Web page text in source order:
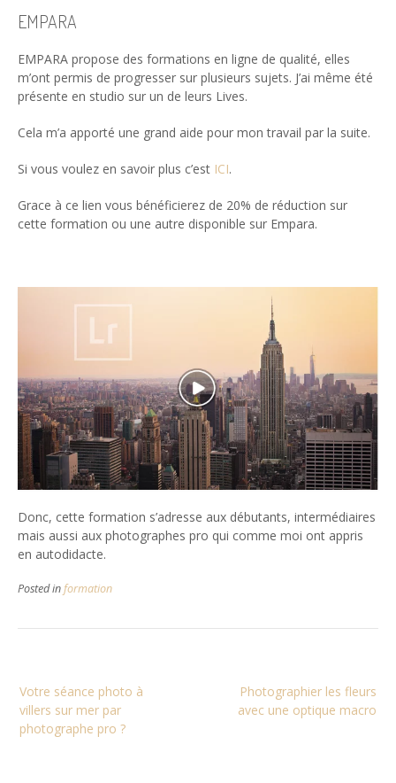
EMPARA
EMPARA propose des formations en ligne de qualité, elles
m’ont permis de progresser sur plusieurs sujets. J’ai même été
présente en studio sur un de leurs Lives.
Cela m’a apporté une grand aide pour mon travail par la suite.
Si vous voulez en savoir plus c’est ICI.
Grace à ce lien vous bénéficierez de 20% de réduction sur
cette formation ou une autre disponible sur Empara.
Donc, cette formation s’adresse aux débutants, intermédiaires
mais aussi aux photographes pro qui comme moi ont appris
en autodidacte.
Posted information
de
l’article
Photographier les fleurs
avec une optique macro
Votre séance photo à
villers sur mer par
photographe pro ?